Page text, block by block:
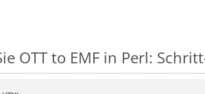
OTT to EMF in Perl: